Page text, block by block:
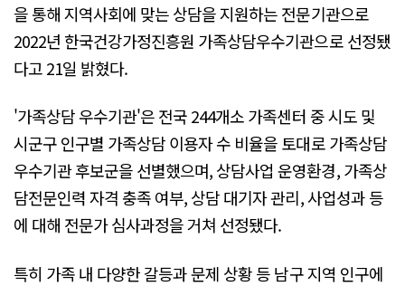
을 통해 지역사회에 맞는 상담을 지원하는 전문기관으로
2022년 한국건강가정진흥원 가족상담우수기관으로 선정됐
다고 21일 밝혔다.
'가족상담 우수기관'은 전국 244개소 가족센터 중 시도 및
시군구 인구별 가족상담 이용자 수 비율을 토대로 가족상담
우수기관 후보군을 선별했으며, 상담사업 운영환경, 가족상
담전문인력 자격 충족 여부, 상담 대기자 관리, 사업성과 등
에 대해 전문가 심사과정을 거쳐 선정됐다.
특히 가족 내 다양한 갈등과 문제 상황 등 남구 지역 인구에